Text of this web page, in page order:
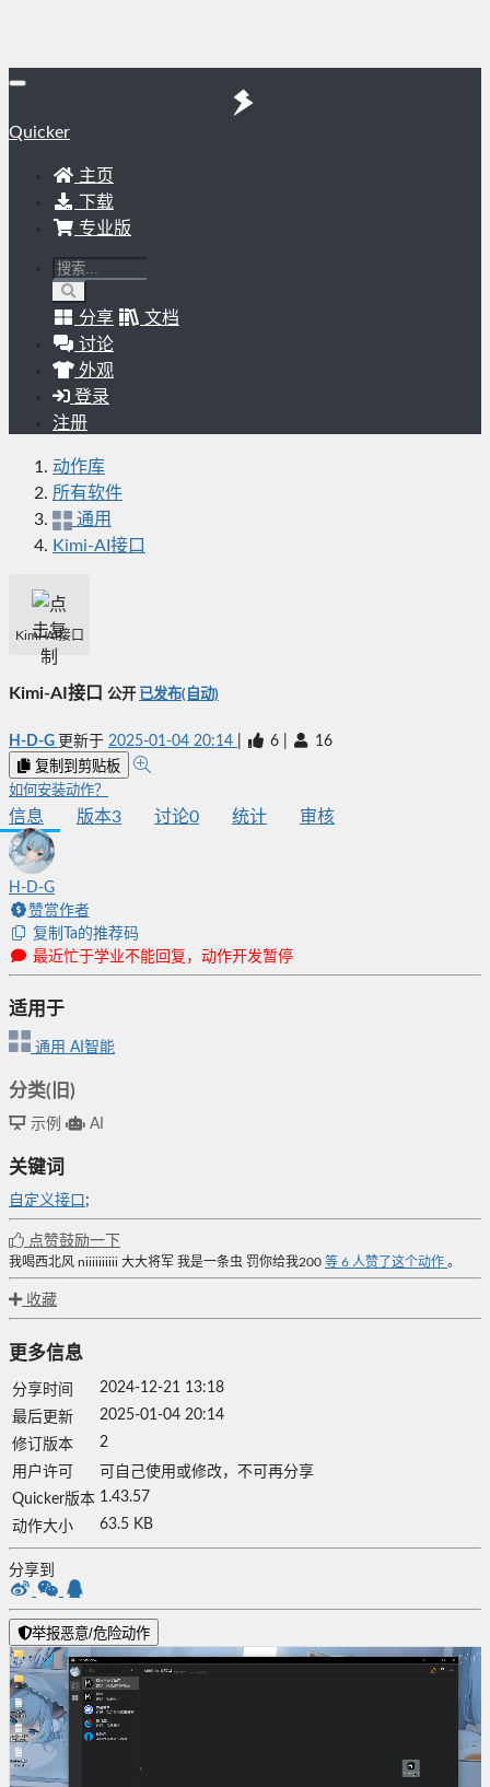
Quicker
主页
下载
专业版
分享
文档
讨论
外观
登录
注册
动作库
所有软件
通用
Kimi-AI接口
Kimi-AI接口
Kimi-AI接口 公开 已发布(自动)
H-D-G 更新于 2025-01-04 20:14 6 16
复制到剪贴板
如何安装动作？
信息 版本3 讨论0 统计 审核
H-D-G
赞赏作者
复制Ta的推荐码
最近忙于学业不能回复，动作开发暂停
适用于
通用 AI智能
分类(旧)
示例 AI
关键词
自定义接口 ;
点赞鼓励一下
我喝西北风 niiiiiiiiii 大大将军 我是一条虫 罚你给我200 等 6 人赞了这个动作 。
收藏
更多信息
分享时间
2024-12-21 13:18
最后更新
2025-01-04 20:14
修订版本
2
用户许可
可自己使用或修改，不可再分享
Quicker版本 1.43.57
动作大小
63.5 KB
分享到
举报恶意/危险动作